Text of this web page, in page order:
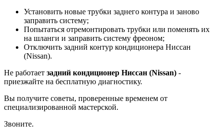
Установить новые трубки заднего контура и заново
заправить систему;
Попытаться отремонтировать трубки или поменять их
на шланги и заправить систему фреоном;
Отключить задний контур кондиционера Ниссан
(Nissan).
Не работает задний кондиционер Ниссан (Nissan) -
приезжайте на бесплатную диагностику.
Вы получите советы, проверенные временем от
специализированной мастерской.
Звоните.